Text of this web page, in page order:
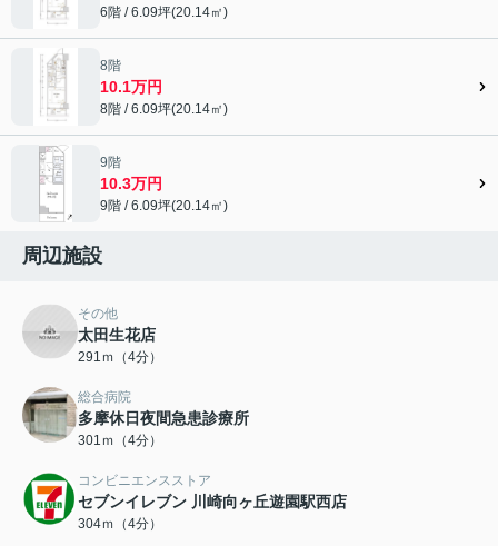
6階 / 6.09坪(20.14㎡)
8階
10.1万円
8階 / 6.09坪(20.14㎡)
9階
10.3万円
9階 / 6.09坪(20.14㎡)
周辺施設
その他
太田生花店
291ｍ（4分）
総合病院
多摩休日夜間急患診療所
301ｍ（4分）
コンビニエンスストア
セブンイレブン 川崎向ヶ丘遊園駅西店
304ｍ（4分）